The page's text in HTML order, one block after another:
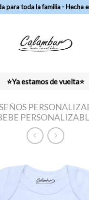
para toda la familia - Hecha
⭐Ya estamos de vuelta⭐